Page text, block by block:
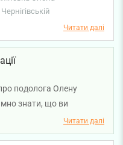
Читати далі
подолога Олену
знати, що ви
та професійністю
вам міцного здоров'я!
Читати далі